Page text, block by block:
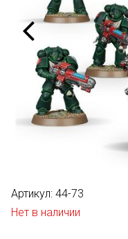
Артикул: 44-73
Нет в наличии